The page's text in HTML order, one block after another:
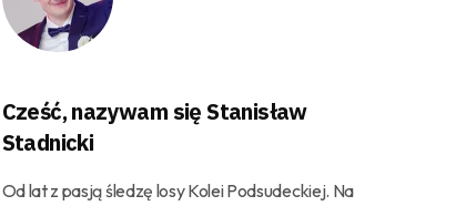
Cześć, nazywam się Stanisław
Stadnicki
Od lat z pasją śledzę losy Kolei Podsudeckiej. Na